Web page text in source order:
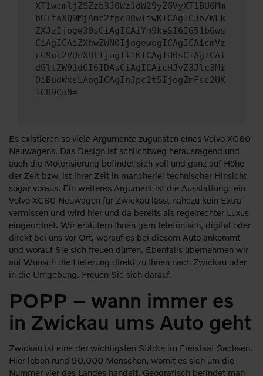
XT1wcmljZSZzb3J0WzJdW29yZGVyXT1BU0Mm
bGltaXQ9MjAmc2tpcD0wIiwKICAgICJoZWFk
ZXJzIjoge30sCiAgICAiYm9keSI6IG51bGws
CiAgICAiZXhwZWN0IjogewogICAgICAicmVz
cG9uc2VUeXBlIjogIiIKICAgIH0sCiAgICAi
dGltZW91dCI6IDAsCiAgICAicHJvZ3Jlc3Mi
OiBudWxsLAogICAgInJpc2t5IjogZmFsc2UK
ICB9Cn0=
Es existieren so viele Argumente zugunsten eines Volvo XC60
Neuwagens. Das Design ist schlichtweg herausragend und
auch die Motorisierung befindet sich voll und ganz auf Höhe
der Zeit bzw. ist ihrer Zeit in mancherlei technischer Hinsicht
sogar voraus. Ein weiteres Argument ist die Ausstattung: ein
Volvo XC60 Neuwagen für Zwickau lässt nahezu kein Extra
vermissen und wird hier und da bereits als regelrechter Luxus
eingeordnet. Wir erläutern Ihnen gern telefonisch, digital oder
direkt bei uns vor Ort, worauf es bei diesem Auto ankommt
und worauf Sie sich freuen dürfen. Ebenfalls übernehmen wir
auf Wunsch die Lieferung direkt zu Ihnen nach Zwickau oder
in die Umgebung. Freuen Sie sich darauf.
POPP – wann immer es
in Zwickau ums Auto geht
Zwickau ist eine der wichtigsten Städte im Freistaat Sachsen.
Hier leben rund 90.000 Menschen, womit es sich um die
Nummer vier des Landes handelt. Geografisch befindet man